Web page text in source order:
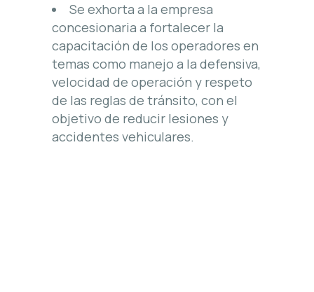
Se exhorta a la empresa
concesionaria a fortalecer la
capacitación de los operadores en
temas como manejo a la defensiva,
velocidad de operación y respeto
de las reglas de tránsito, con el
objetivo de reducir lesiones y
accidentes vehiculares.